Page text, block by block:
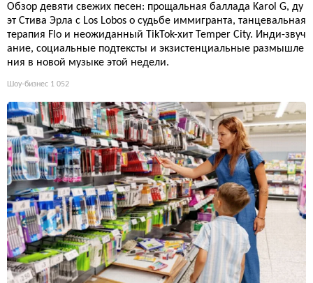
Обзор девяти свежих песен: прощальная баллада Karol G, ду
эт Стива Эрла с Los Lobos о судьбе иммигранта, танцевальная
терапия Flo и неожиданный TikTok-хит Temper City. Инди-звуч
ание, социальные подтексты и экзистенциальные размышле
ния в новой музыке этой недели.
Шоу-бизнес 1 052